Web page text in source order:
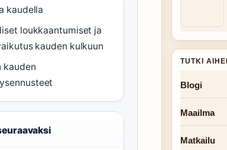
kaudella
loukkaantumiset ja
kauden kulkuun
kauden
TUTKI
Blogi
Maailma
Matkailu